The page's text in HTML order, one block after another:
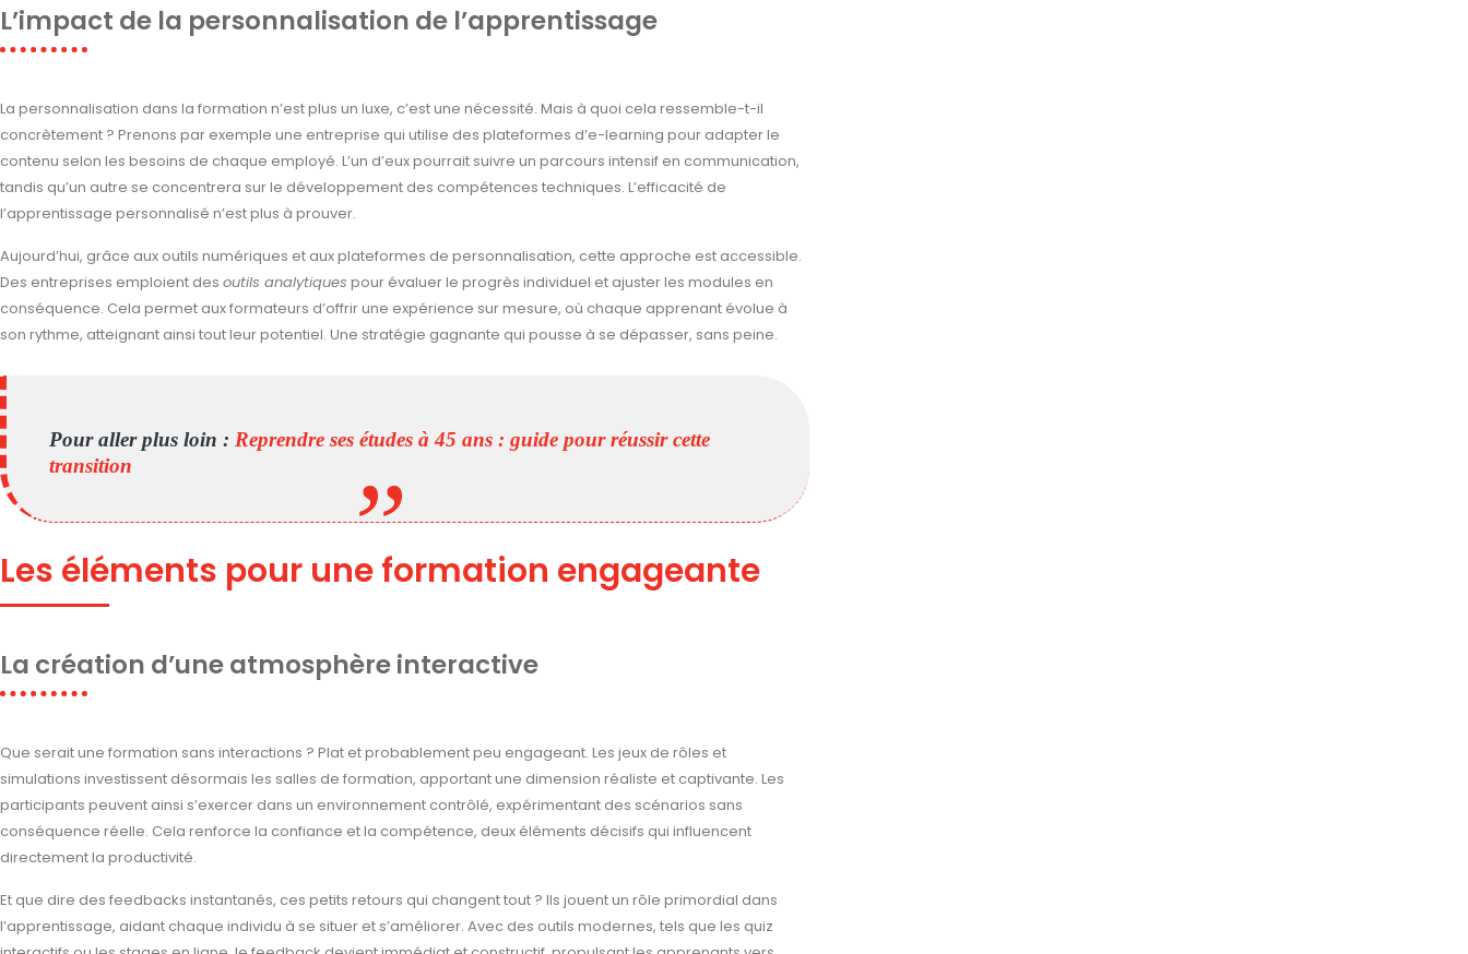
L’impact de la personnalisation de l’apprentissage
La personnalisation dans la formation n’est plus un luxe, c’est une nécessité. Mais à quoi cela ressemble-t-il
concrètement ? Prenons par exemple une entreprise qui utilise des plateformes d’e-learning pour adapter le
contenu selon les besoins de chaque employé. L’un d’eux pourrait suivre un parcours intensif en communication,
tandis qu’un autre se concentrera sur le développement des compétences techniques. L’efficacité de
l’apprentissage personnalisé n’est plus à prouver.
Aujourd’hui, grâce aux outils numériques et aux plateformes de personnalisation, cette approche est accessible.
Des entreprises emploient des outils analytiques pour évaluer le progrès individuel et ajuster les modules en
conséquence. Cela permet aux formateurs d’offrir une expérience sur mesure, où chaque apprenant évolue à
son rythme, atteignant ainsi tout leur potentiel. Une stratégie gagnante qui pousse à se dépasser, sans peine.
Pour aller plus loin : Reprendre ses études à 45 ans : guide pour réussir cette
transition
Les éléments pour une formation engageante
La création d’une atmosphère interactive
Que serait une formation sans interactions ? Plat et probablement peu engageant. Les jeux de rôles et
simulations investissent désormais les salles de formation, apportant une dimension réaliste et captivante. Les
participants peuvent ainsi s’exercer dans un environnement contrôlé, expérimentant des scénarios sans
conséquence réelle. Cela renforce la confiance et la compétence, deux éléments décisifs qui influencent
directement la productivité.
Et que dire des feedbacks instantanés, ces petits retours qui changent tout ? Ils jouent un rôle primordial dans
l’apprentissage, aidant chaque individu à se situer et s’améliorer. Avec des outils modernes, tels que les quiz